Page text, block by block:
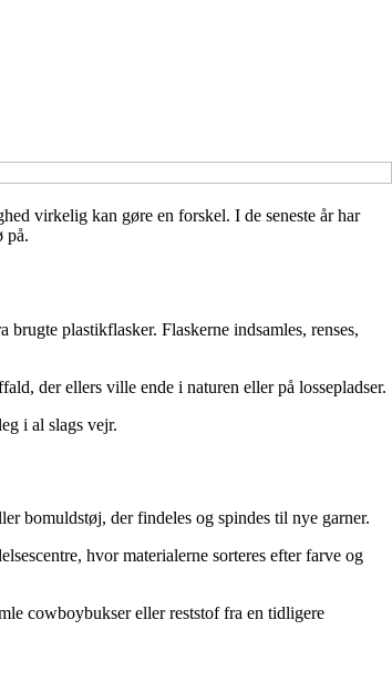
virkelig kan gøre en forskel. I de seneste år har
på.
plastikflasker. Flaskerne indsamles, renses,
der ellers ville ende i naturen eller på lossepladser.
i al slags vejr.
bomuldstøj, der findeles og spindes til nye garner.
hvor materialerne sorteres efter farve og
cowboybukser eller reststof fra en tidligere